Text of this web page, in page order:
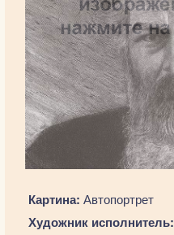
Картина: Автопортрет
Художник исполнитель: